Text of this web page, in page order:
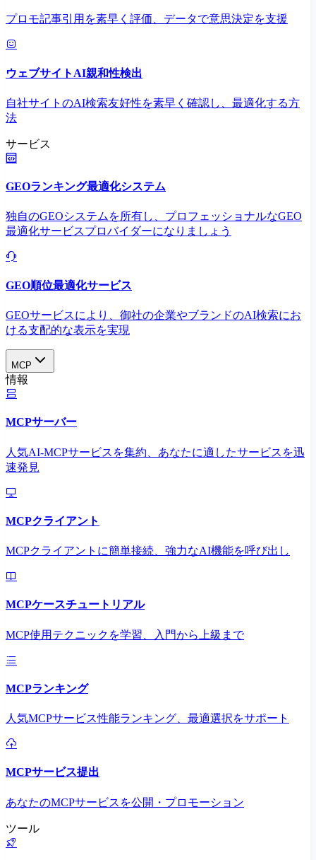
プロモ記事引用を素早く評価、データで意思決定を支援
ウェブサイトAI親和性検出
自社サイトのAI検索友好性を素早く確認し、最適化する方
法
サービス
GEOランキング最適化システム
独自のGEOシステムを所有し、プロフェッショナルなGEO
最適化サービスプロバイダーになりましょう
GEO順位最適化サービス
GEOサービスにより、御社の企業やブランドのAI検索にお
ける支配的な表示を実現​
MCP
情報
MCPサーバー
人気AI-MCPサービスを集約、あなたに適したサービスを迅
速発見
MCPクライアント
MCPクライアントに簡単接続、強力なAI機能を呼び出し
MCPケースチュートリアル
MCP使用テクニックを学習、入門から上級まで
MCPランキング
人気MCPサービス性能ランキング、最適選択をサポート
MCPサービス提出
あなたのMCPサービスを公開・プロモーション
ツール